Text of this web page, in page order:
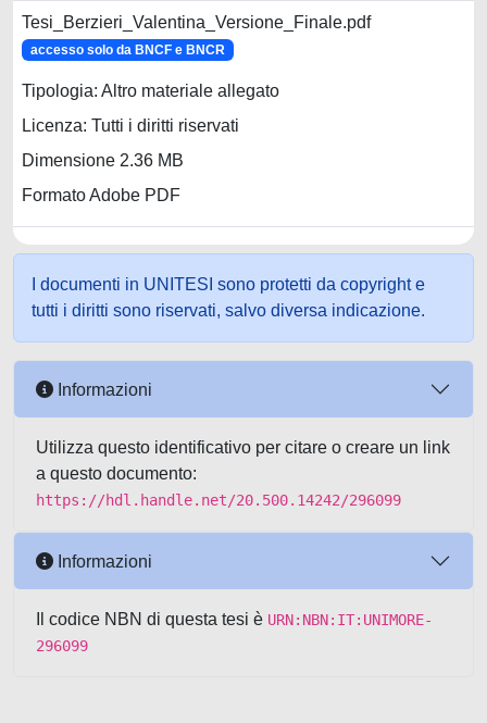
Tesi_Berzieri_Valentina_Versione_Finale.pdf
accesso solo da BNCF e BNCR
Tipologia: Altro materiale allegato
Licenza: Tutti i diritti riservati
Dimensione 2.36 MB
Formato Adobe PDF
I documenti in UNITESI sono protetti da copyright e
tutti i diritti sono riservati, salvo diversa indicazione.
Informazioni
Utilizza questo identificativo per citare o creare un link
a questo documento:
https://hdl.handle.net/20.500.14242/296099
Informazioni
Il codice NBN di questa tesi è URN:NBN:IT:UNIMORE-
296099